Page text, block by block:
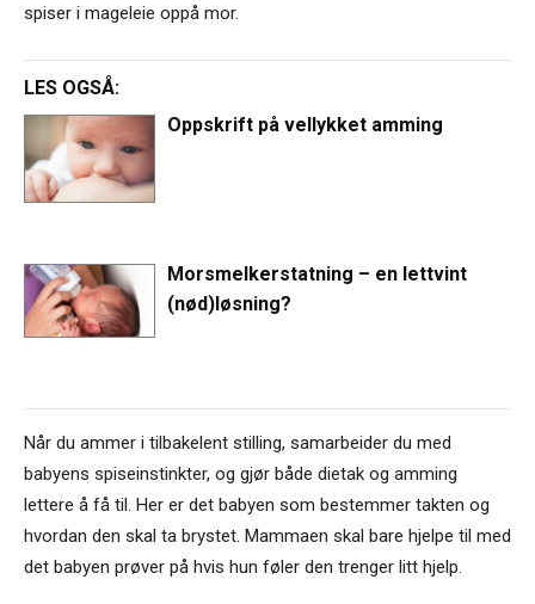
spiser i mageleie oppå mor.
LES OGSÅ:
Oppskrift på vellykket amming
Morsmelkerstatning – en lettvint
(nød)løsning?
Når du ammer i tilbakelent stilling, samarbeider du med
babyens spiseinstinkter, og gjør både dietak og amming
lettere å få til. Her er det babyen som bestemmer takten og
hvordan den skal ta brystet. Mammaen skal bare hjelpe til med
det babyen prøver på hvis hun føler den trenger litt hjelp.